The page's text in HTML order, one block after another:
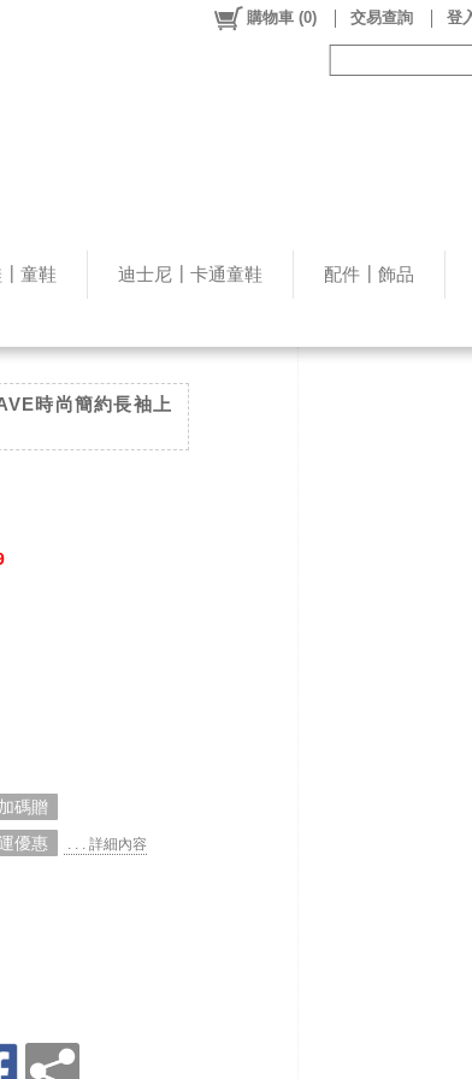
┃童鞋 迪士尼┃卡通童鞋 配件┃飾品
購物車 (0) 交易查詢 登
時尚簡約長袖上
碼贈
優惠
. . . 詳細內容